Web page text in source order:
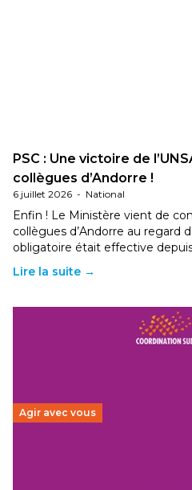
PSC : Une victoire de
collègues d’Andorre !
6 juillet 2026 - National
Enfin ! Le Ministère vient de
collègues d’Andorre au regard
obligatoire était effective
Lire la suite →
Agir avec vous